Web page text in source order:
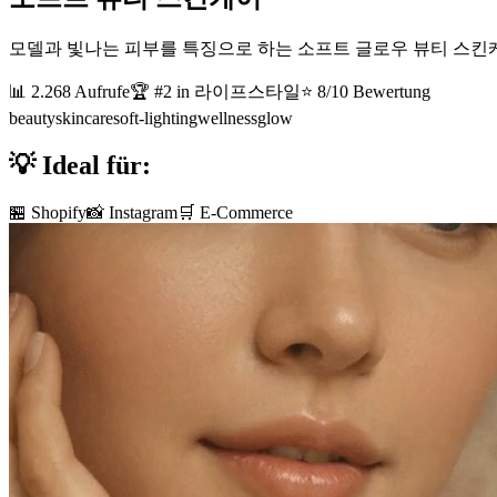
모델과 빛나는 피부를 특징으로 하는 소프트 글로우 뷰티 스킨
📊 2.268 Aufrufe🏆 #2 in 라이프스타일⭐ 8/10 Bewertung
beautyskincaresoft-lightingwellnessglow
💡 Ideal für:
🏪 Shopify📸 Instagram🛒 E-Commerce